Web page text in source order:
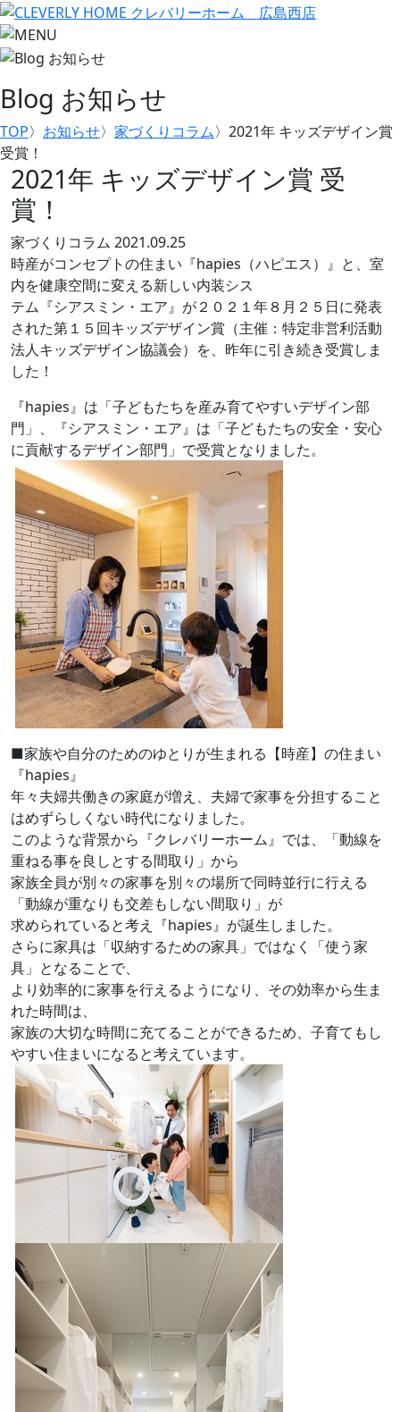
Blog お知らせ
TOP〉 お知らせ〉 家づくりコラム〉 2021年 キッズデザイン賞
受賞！
2021年 キッズデザイン賞 受
賞！
家づくりコラム 2021.09.25
時産がコンセプトの住まい『hapies（ハピエス）』と、室
内を健康空間に変える新しい内装シス
テム『シアスミン・エア』が２０２１年８月２５日に発表
された第１５回キッズデザイン賞（主催：特定非営利活動
法人キッズデザイン協議会）を、昨年に引き続き受賞しま
した！
『hapies』は「子どもたちを産み育てやすいデザイン部
門」、『シアスミン・エア』は「子どもたちの安全・安心
に貢献するデザイン部門」で受賞となりました。
■家族や自分のためのゆとりが生まれる【時産】の住まい
『hapies』
年々夫婦共働きの家庭が増え、夫婦で家事を分担すること
はめずらしくない時代になりました。
このような背景から『クレバリーホーム』では、「動線を
重ねる事を良しとする間取り」から
家族全員が別々の家事を別々の場所で同時並行に行える
「動線が重なりも交差もしない間取り」が
求められていると考え『hapies』が誕生しました。
さらに家具は「収納するための家具」ではなく「使う家
具」となることで、
より効率的に家事を行えるようになり、その効率から生ま
れた時間は、
家族の大切な時間に充てることができるため、子育てもし
やすい住まいになると考えています。